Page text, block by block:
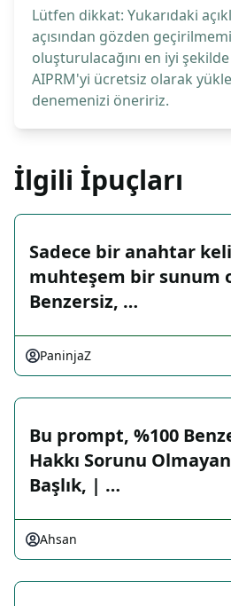
Lütfen dikkat: Yukarıdaki
açısından gözden
oluşturulacağını en iyi
AIPRM'yi ücretsiz olarak
denemenizi öneririz.
İlgili İpuçları
Sadece bir anahtar
muhteşem bir sunum
Benzersiz, …
PaninjaZ
Bu prompt, %100
Hakkı Sorunu
Başlık, | …
Ahsan